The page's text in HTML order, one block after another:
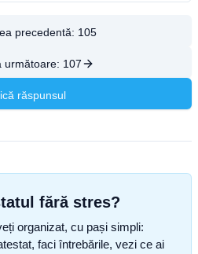
precedentă: 105
următoare: 107
răspunsul
fără stres?
organizat, cu pași simpli:
faci întrebările, vezi ce ai